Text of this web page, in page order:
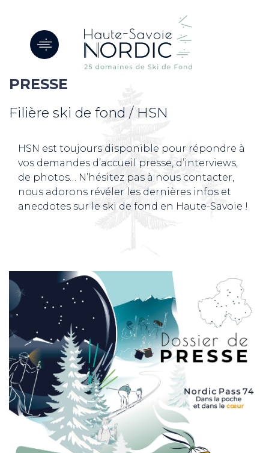
PRESSE
Filière ski de fond / HSN
HSN est toujours disponible pour répondre à
vos demandes d’accueil presse, d’interviews,
de photos… N’hésitez pas à nous contacter,
nous adorons révéler les dernières infos et
anecdotes sur le ski de fond en Haute-Savoie !